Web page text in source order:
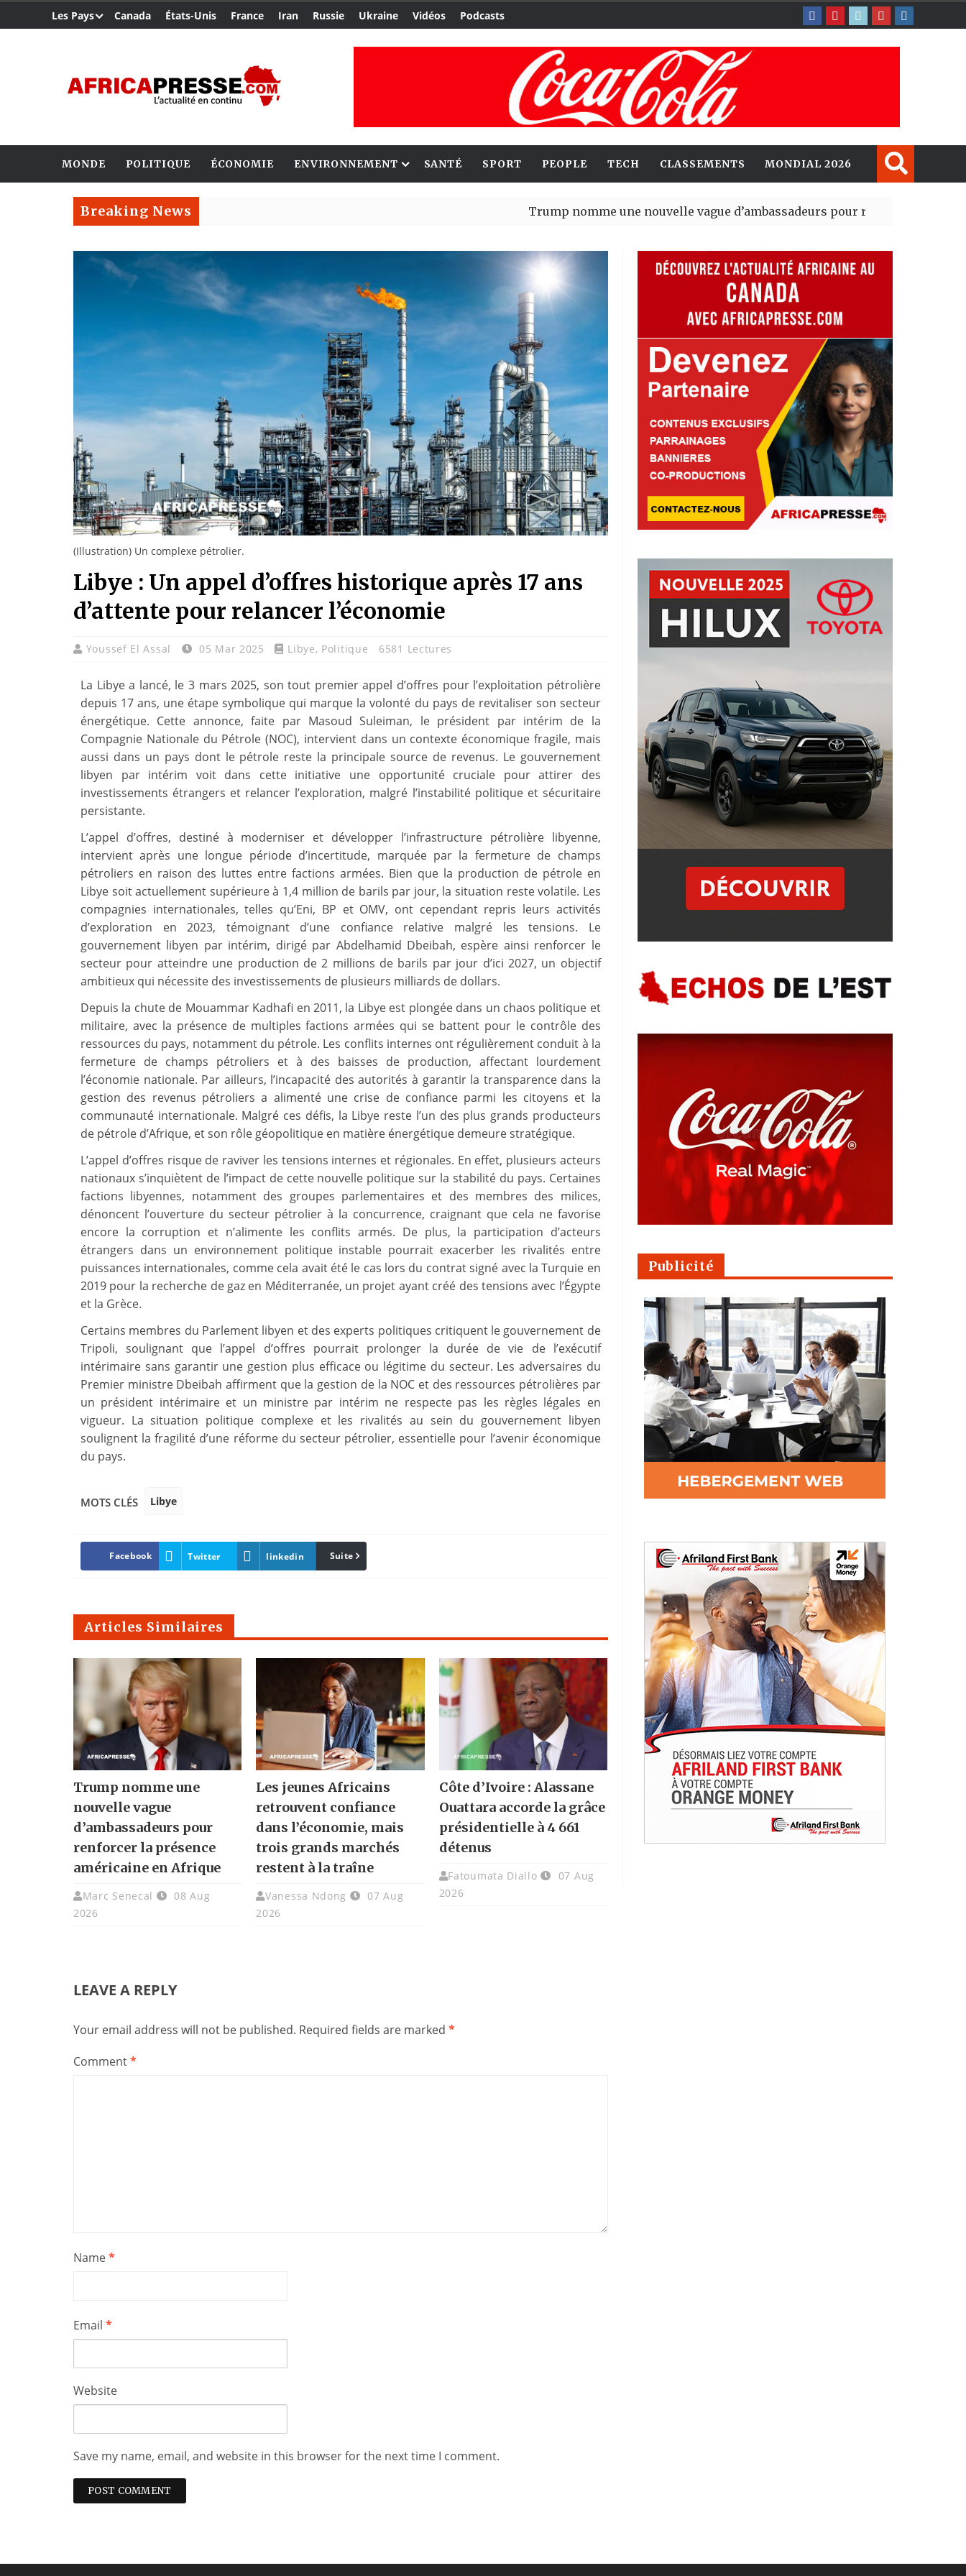
Les Pays Canada États-Unis France Iran Russie Ukraine Vidéos Podcasts
MONDE POLITIQUE ÉCONOMIE ENVIRONNEMENT SANTÉ SPORT PEOPLE TECH CLASSEMENTS MONDIAL 2026
Breaking News Trump nomme une nouvelle vague d’ambassadeurs pour renforcer la présence
(Illustration) Un complexe pétrolier.
Libye : Un appel d’offres historique après 17 ans
d’attente pour relancer l’économie
Youssef El Assal 05 Mar 2025 Libye, Politique 6581 Lectures
La Libye a lancé, le 3 mars 2025, son tout premier appel d’offres pour l’exploitation pétrolière
depuis 17 ans, une étape symbolique qui marque la volonté du pays de revitaliser son secteur
énergétique. Cette annonce, faite par Masoud Suleiman, le président par intérim de la
Compagnie Nationale du Pétrole (NOC), intervient dans un contexte économique fragile, mais
aussi dans un pays dont le pétrole reste la principale source de revenus. Le gouvernement
libyen par intérim voit dans cette initiative une opportunité cruciale pour attirer des
investissements étrangers et relancer l’exploration, malgré l’instabilité politique et sécuritaire
persistante.
L’appel d’offres, destiné à moderniser et développer l’infrastructure pétrolière libyenne,
intervient après une longue période d’incertitude, marquée par la fermeture de champs
pétroliers en raison des luttes entre factions armées. Bien que la production de pétrole en
Libye soit actuellement supérieure à 1,4 million de barils par jour, la situation reste volatile. Les
compagnies internationales, telles qu’Eni, BP et OMV, ont cependant repris leurs activités
d’exploration en 2023, témoignant d’une confiance relative malgré les tensions. Le
gouvernement libyen par intérim, dirigé par Abdelhamid Dbeibah, espère ainsi renforcer le
secteur pour atteindre une production de 2 millions de barils par jour d’ici 2027, un objectif
ambitieux qui nécessite des investissements de plusieurs milliards de dollars.
Depuis la chute de Mouammar Kadhafi en 2011, la Libye est plongée dans un chaos politique et
militaire, avec la présence de multiples factions armées qui se battent pour le contrôle des
ressources du pays, notamment du pétrole. Les conflits internes ont régulièrement conduit à la
fermeture de champs pétroliers et à des baisses de production, affectant lourdement
l’économie nationale. Par ailleurs, l’incapacité des autorités à garantir la transparence dans la
gestion des revenus pétroliers a alimenté une crise de confiance parmi les citoyens et la
communauté internationale. Malgré ces défis, la Libye reste l’un des plus grands producteurs
de pétrole d’Afrique, et son rôle géopolitique en matière énergétique demeure stratégique.
L’appel d’offres risque de raviver les tensions internes et régionales. En effet, plusieurs acteurs
nationaux s’inquiètent de l’impact de cette nouvelle politique sur la stabilité du pays. Certaines
factions libyennes, notamment des groupes parlementaires et des membres des milices,
dénoncent l’ouverture du secteur pétrolier à la concurrence, craignant que cela ne favorise
encore la corruption et n’alimente les conflits armés. De plus, la participation d’acteurs
étrangers dans un environnement politique instable pourrait exacerber les rivalités entre
puissances internationales, comme cela avait été le cas lors du contrat signé avec la Turquie en
2019 pour la recherche de gaz en Méditerranée, un projet ayant créé des tensions avec l’Égypte
et la Grèce.
Certains membres du Parlement libyen et des experts politiques critiquent le gouvernement de
Tripoli, soulignant que l’appel d’offres pourrait prolonger la durée de vie de l’exécutif
intérimaire sans garantir une gestion plus efficace ou légitime du secteur. Les adversaires du
Premier ministre Dbeibah affirment que la gestion de la NOC et des ressources pétrolières par
un président intérimaire et un ministre par intérim ne respecte pas les règles légales en
vigueur. La situation politique complexe et les rivalités au sein du gouvernement libyen
soulignent la fragilité d’une réforme du secteur pétrolier, essentielle pour l’avenir économique
du pays.
MOTS CLÉS Libye
Facebook Twitter linkedin Pinterest
Suite
Articles Similaires
Trump nomme une
nouvelle vague
d’ambassadeurs pour
renforcer la présence
américaine en Afrique
Marc Senecal
08 Aug
2026
Les jeunes Africains
retrouvent confiance
dans l’économie, mais
trois grands marchés
restent à la traîne
Vanessa Ndong
07 Aug
2026
Côte d’Ivoire : Alassane
Ouattara accorde la grâce
présidentielle à 4 661
détenus
Fatoumata Diallo
07 Aug
2026
LEAVE A REPLY
Your email address will not be published. Required fields are marked *
Comment*
Name*
Email *
Website
Save my name, email, and website in this browser for the next time I comment.
Publicité